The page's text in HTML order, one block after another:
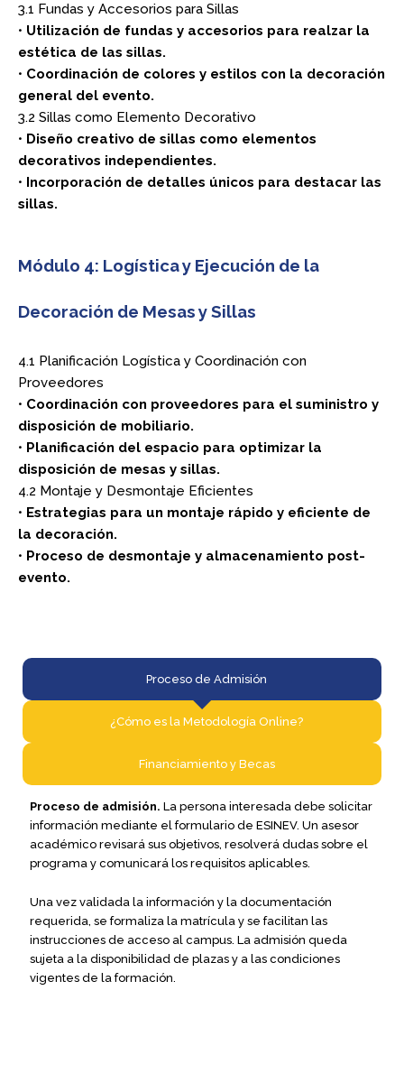
3.1 Fundas y Accesorios para Sillas
• Utilización de fundas y accesorios para realzar la
estética de las sillas.
• Coordinación de colores y estilos con la decoración
general del evento.
3.2 Sillas como Elemento Decorativo
• Diseño creativo de sillas como elementos
decorativos independientes.
• Incorporación de detalles únicos para destacar las
sillas.
Módulo 4: Logística y Ejecución de la
Decoración de Mesas y Sillas
4.1 Planificación Logística y Coordinación con
Proveedores
• Coordinación con proveedores para el suministro y
disposición de mobiliario.
• Planificación del espacio para optimizar la
disposición de mesas y sillas.
4.2 Montaje y Desmontaje Eficientes
• Estrategias para un montaje rápido y eficiente de
la decoración.
• Proceso de desmontaje y almacenamiento post-
evento.
Proceso de Admisión​
¿Cómo es la Metodología Online?​
Financiamiento y Becas​
Proceso de admisión. La persona interesada debe solicitar
información mediante el formulario de ESINEV. Un asesor
académico revisará sus objetivos, resolverá dudas sobre el
programa y comunicará los requisitos aplicables.
Una vez validada la información y la documentación
requerida, se formaliza la matrícula y se facilitan las
instrucciones de acceso al campus. La admisión queda
sujeta a la disponibilidad de plazas y a las condiciones
vigentes de la formación.